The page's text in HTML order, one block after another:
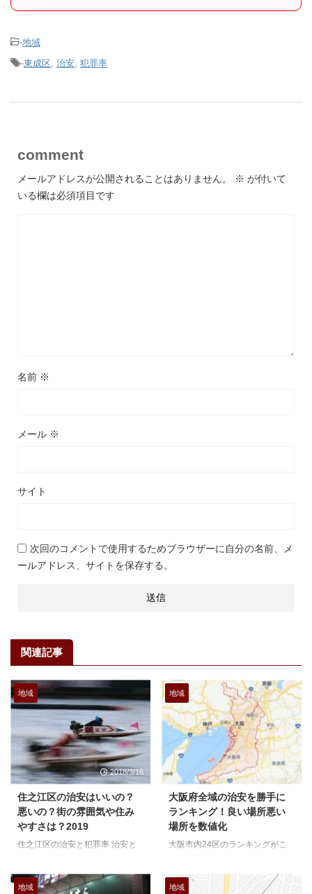
-地域
-東成区, 治安, 犯罪率
comment
メールアドレスが公開されることはありません。 ※ が付いて
いる欄は必須項目です
名前 ※
メール ※
サイト
次回のコメントで使用するためブラウザーに自分の名前、メ
ールアドレス、サイトを保存する。
関連記事
地域
2018/3/16
住之江区の治安はいいの？
悪いの？街の雰囲気や住み
やすさは？2019
住之江区の治安と犯罪率 治安と
た説明になりがちなんですよね、
なんでか、というとあんまりマイ
地域
2018/7/2
大阪府全域の治安を勝手に
ランキング！良い場所悪い
場所を数値化
大阪市内24区のランキングがこ
所ランキング という、訳で、大
阪府のホームページや警察署など
地域 地域